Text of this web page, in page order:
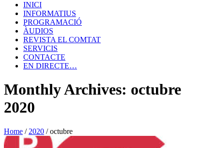
INICI
INFORMATIUS
PROGRAMACIÓ
ÀUDIOS
REVISTA EL COMTAT
SERVICIS
CONTACTE
EN DIRECTE…
Monthly Archives: octubre
2020
Home / 2020 /octubre